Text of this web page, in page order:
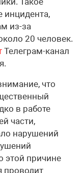
инцидента,
из-за
20 человек.
Телеграм-канал
что
в работе
части,
нарушений
этой причине
проводит